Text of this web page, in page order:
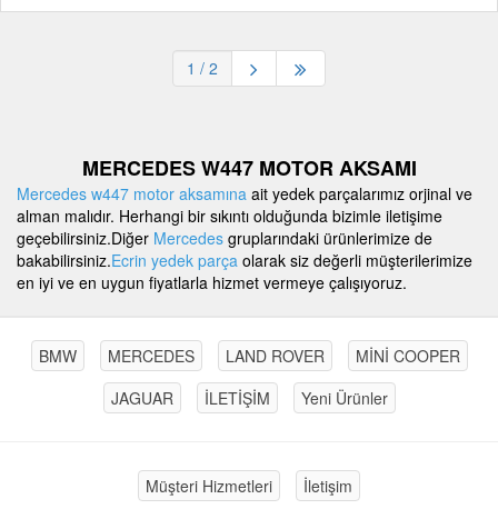
1 / 2
MERCEDES W447 MOTOR AKSAMI
Mercedes w447 motor aksamına ait yedek parçalarımız orjinal ve
alman malıdır. Herhangi bir sıkıntı olduğunda bizimle iletişime
geçebilirsiniz.Diğer Mercedes gruplarındaki ürünlerimize de
bakabilirsiniz.Ecrin yedek parça olarak siz değerli müşterilerimize
en iyi ve en uygun fiyatlarla hizmet vermeye çalışıyoruz.
BMW MERCEDES LAND ROVER
MİNİ COOPER
JAGUAR
İLETİŞİM Yeni Ürünler
Müşteri Hizmetleri İletişim